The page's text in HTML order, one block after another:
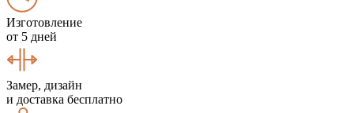
Изготовление
от 5 дней
Замер, дизайн
и доставка бесплатно